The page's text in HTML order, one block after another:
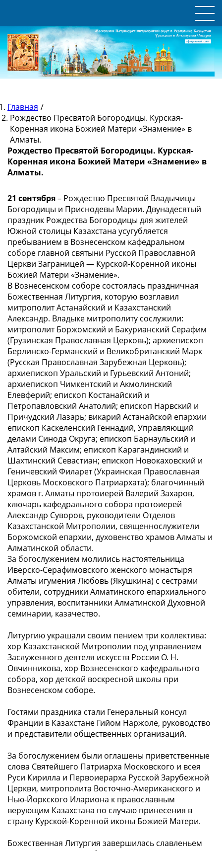
Главная /
Рождество Пресвятой Богородицы. Курская-
Коренная икона Божией Матери «Знамение» в
Алматы.
Рождество Пресвятой Богородицы. Курская-
Коренная икона Божией Матери «Знамение» в
Алматы.
21 сентября– Рождество Пресвятой Владычицы
Богородицы и Приснодевы Марии. Двунадесятый
праздник Рождества Богородицы для жителей
Южной столицы Казахстана усугубляется
пребыванием в Вознесенском кафедральном
соборе главной святыни Русской Православной
Церкви Заграницей — Курской-Коренной иконы
Божией Матери «Знамение».
В Вознесенском соборе состоялась праздничная
Божественная Литургия, которую возглавил
митрополит Астанайский и Казахстанский
Александр. Владыке митрополиту сослужили:
митрополит Боржомский и Бакурианский Серафим
(Грузинская Православная Церковь); архиепископ
Берлинско-Германский и Великобританский Марк
(Русская Православная Зарубежная Церковь);
архиепископ Уральский и Гурьевский Антоний;
архиепископ Чимкентский и Акмолинский
Елевферий; епископ Костанайский и
Петропавловский Анатолий; епископ Нарвский и
Причудский Лазарь; викарий Астанайской епархии
епископ Каскеленский Геннадий, Управляющий
делами Синода Округа; епископ Барнаульский и
Алтайский Максим; епископ Карагандинский и
Шахтинский Севастиан; епископ Новокаховский и
Геничевский Филарет (Украинская Православная
Церковь Московского Патриархата); благочинный
храмов г. Алматы протоиерей Валерий Захаров,
ключарь кафедрального собора протоиерей
Александр Суворов, руководители Отделов
Казахстанской Митрополии, священнослужители
Боржомской епархии, духовенство храмов Алматы и
Алматинской области.
За богослужением молились настоятельница
Иверско-Серафимовского женского монастыря
Алматы игумения Любовь (Якушкина) с сестрами
обители, сотрудники Алматинского епархиального
управления, воспитанники Алматинской Духовной
семинарии, казачество.
Литургию украшали своим пением три коллектива:
хор Казахстанской Митрополии под управлением
Заслуженного деятеля искусств России О. Н.
Овчинникова, хор Вознесенского кафедрального
собора, хор детской воскресной школы при
Вознесенском соборе.
Гостями праздника стали Генеральный консул
Франции в Казахстане Гийом Наржоле, руководство
и представители общественных организаций.
За богослужением были оглашены приветственные
слова Святейшего Патриарха Московского и всея
Руси Кирилла и Первоиерарха Русской Зарубежной
Церкви, митрополита Восточно-Американского и
Нью-Йоркского Илариона к православным
верующим Казахстана по случаю принесения в
страну Курской-Коренной иконы Божией Матери.
Божественная Литургия завершилась славленьем